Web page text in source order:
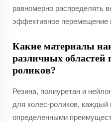
равномерно распределять
эффективное перемещение
Какие материалы
различных областей
роликов?
Резина, полиуретан и
для колес-роликов, каждый
определенными